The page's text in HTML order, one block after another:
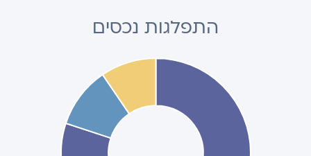
התפלגות נכסים